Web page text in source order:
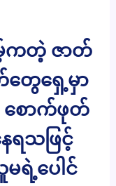
မ့်ကတဲ့ ဇာတ်
တွေရှေ့မှာ
စောက်ဖုတ်
သဖြင့်
ရဲ့ပေါင်